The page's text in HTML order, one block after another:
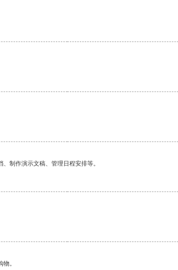
制作演示文稿、管理日程安排等。
。